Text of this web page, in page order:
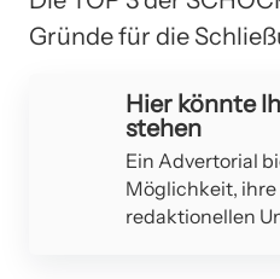
Gründe für die
Hier könnte
stehen
Ein Advertorial
Möglichkeit,
redaktionellen